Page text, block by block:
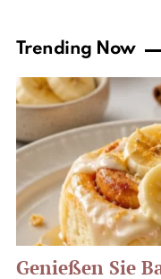
Trending Now
Genießen Sie